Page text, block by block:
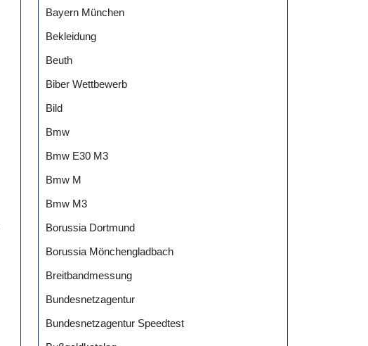
Bayern München
Bekleidung
Beuth
Biber Wettbewerb
Bild
Bmw
Bmw E30 M3
Bmw M
Bmw M3
Borussia Dortmund
Borussia Mönchengladbach
Breitbandmessung
Bundesnetzagentur
Bundesnetzagentur Speedtest